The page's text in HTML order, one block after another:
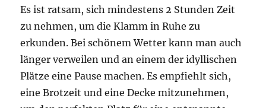
Es ist ratsam, sich mindestens 2 Stunden Zeit
zu nehmen, um die Klamm in Ruhe zu
erkunden. Bei schönem Wetter kann man auch
länger verweilen und an einem der idyllischen
Plätze eine Pause machen. Es empfiehlt sich,
eine Brotzeit und eine Decke mitzunehmen,